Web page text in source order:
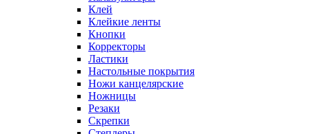
Клей
Клейкие ленты
Кнопки
Корректоры
Ластики
Настольные покрытия
Ножи канцелярские
Ножницы
Резаки
Скрепки